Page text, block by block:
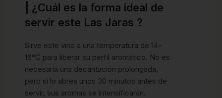
| ¿Cuál es la forma ideal de
servir este Las Jaras ?
Sirve este vino a una temperatura de 14-
16°C para liberar su perfil aromático. No es
necesaria una decantación prolongada,
pero si lo abres unos 30 minutos antes de
servir, sus aromas se intensificarán.